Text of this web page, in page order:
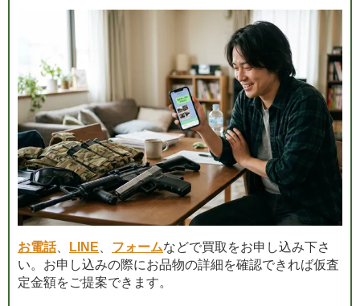
お電話、 LINE、 フォームなどで買取をお申し込み下さ
い。お申し込みの際にお品物の詳細を確認できれば仮査
定金額をご提案できます。